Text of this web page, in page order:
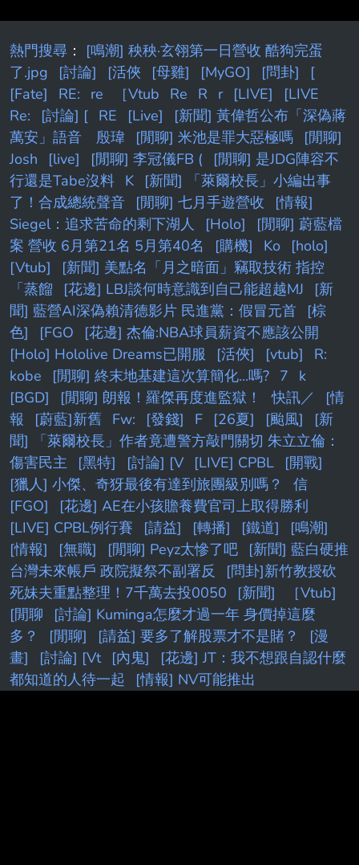
熱門搜尋 ： [鳴潮] 秧秧·玄翎第一日營收 酷狗完蛋
了.jpg
[討論] [活俠 [母雞] [MyGO] [問卦]
[
[Fate]
RE: re ［Vtub Re R r [LIVE]
[LIVE
Re:
[討論] [ RE [Live]
[新聞] 黃偉哲公布「深偽蔣
萬安」語音 殷瑋
[閒聊] 米池是罪大惡極嗎
[閒聊]
Josh
[live] [閒聊] 李冠儀FB (
[閒聊] 是JDG陣容不
行還是Tabe沒料 K
[新聞] 「萊爾校長」小編出事
了！合成總統聲音
[閒聊] 七月手遊營收
[情報]
Siegel：追求苦命的剩下湖人
[Holo]
[閒聊] 蔚藍檔
案 營收 6月第21名 5月第40名
[購機] Ko
[holo]
[Vtub]
[新聞] 美點名「月之暗面」竊取技術 指控
「蒸餾
[花邊] LBJ談何時意識到自己能超越MJ
[新
聞] 藍營AI深偽賴清德影片 民進黨：假冒元首
[棕
色]
[FGO
[花邊] 杰倫:NBA球員薪資不應該公開
[Holo] Hololive Dreams已開服
[活俠] [vtub]
R:
kobe
[閒聊] 終末地基建這次算簡化...嗎? 7
k
[BGD]
[閒聊] 朗報！羅傑再度進監獄！ 快訊／
[情
報
[蔚藍]新舊 Fw: [發錢] F [26夏] [颱風]
[新
聞] 「萊爾校長」作者竟遭警方敲門關切 朱立立倫：
傷害民主
[黑特] [討論] [V [LIVE] CPBL
[開戰]
[獵人] 小傑、奇犽最後有達到旅團級別嗎？
信
[FGO]
[花邊] AE在小孩贍養費官司上取得勝利
[LIVE] CPBL例行賽
[請益] [轉播] [鐵道]
[鳴潮]
[情報]
[無職] [閒聊] Peyz太慘了吧
[新聞] 藍白硬推
台灣未來帳戶 政院擬祭不副署反
[問卦]新竹教授砍
死妹夫重點整理！7千萬去投0050
[新聞]
［Vtub]
[閒聊
[討論] Kuminga怎麼才過一年 身價掉這麼
多？
[閒聊] [請益] 要多了解股票才不是賭？
[漫
畫]
[討論] [Vt [內鬼]
[花邊] JT：我不想跟自認什麼
都知道的人待一起
[情報] NV可能推出